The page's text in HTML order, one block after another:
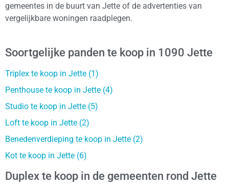
gemeentes in de buurt van Jette of de advertenties van
vergelijkbare woningen raadplegen.
Soortgelijke panden te koop in 1090 Jette
Triplex te koop in Jette (1)
Penthouse te koop in Jette (4)
Studio te koop in Jette (5)
Loft te koop in Jette (2)
Benedenverdieping te koop in Jette (2)
Kot te koop in Jette (6)
Duplex te koop in de gemeenten rond Jette